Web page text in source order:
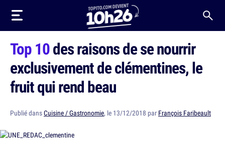
Top 10des raisons de se nourrir
exclusivement de clémentines, le
fruit qui rend beau
Publié dansCuisine / Gastronomie, le 13/12/2018 par François Faribeault